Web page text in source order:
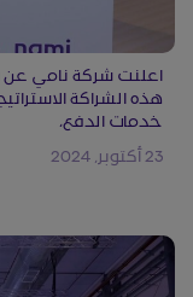
اعلنت شركة نامي عن
هذه الشراكة
خدمات الدفع،
23 أكتوبر, 2024